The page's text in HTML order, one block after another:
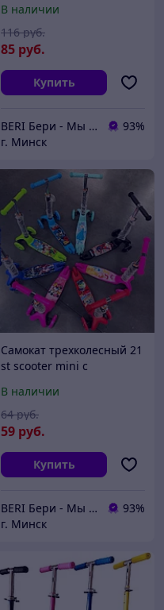
Scooter, беговел,
салатовый 4110
В наличии
85 руб.
116 руб.
Купить
BERI Бери - Мы ненавидим демпинг, но нас вынуждают конкуренты
93%
г. Минск
Самокат трехколесный 21
st scooter mini с
ручка, светящиеся колеса
038Z
В наличии
59 руб.
64 руб.
Купить
BERI Бери - Мы ненавидим демпинг, но нас вынуждают конкуренты
93%
г. Минск